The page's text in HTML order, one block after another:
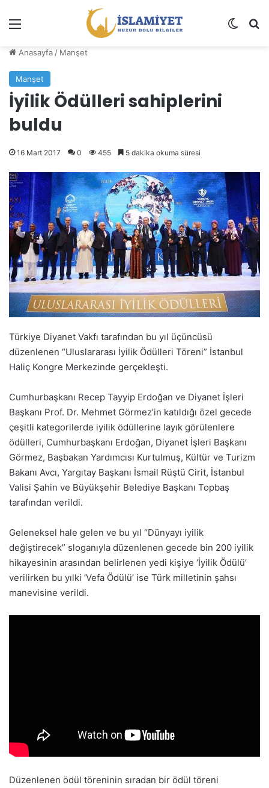
Dış
Anasayfa / Manşet
Manşet
İyilik Ödülleri sahiplerini
buldu
16 Mart 2017 0 455 5 dakika okuma süresi
Türkiye Diyanet Vakfı tarafından bu yıl üçüncüsü
düzenlenen “Uluslararası İyilik Ödülleri Töreni” İstanbul
Haliç Kongre Merkezinde gerçekleşti.
Cumhurbaşkanı Recep Tayyip Erdoğan ve Diyanet İşleri
Başkanı Prof. Dr. Mehmet Görmez’in katıldığı özel gecede
çeşitli kategorilerde iyilik ödüllerine layık görülenlere
ödülleri, Cumhurbaşkanı Erdoğan, Diyanet İşleri Başkanı
Görmez, Başbakan Yardımcısı Kurtulmuş, Kültür ve Turizm
Bakanı Avcı, Yargıtay Başkanı İsmail Rüştü Cirit, İstanbul
Valisi Şahin ve Büyükşehir Belediye Başkanı Topbaş
tarafından verildi.
Geleneksel hale gelen ve bu yıl “Dünyayı iyilik
değiştirecek” sloganıyla düzenlenen gecede bin 200 iyilik
hikayesinin arasından belirlenen yedi kişiye ‘İyilik Ödülü’
verilirken bu yılki ‘Vefa Ödülü’ ise Türk milletinin şahsı
manevisine verildi.
Düzenlenen ödül töreninin sıradan bir ödül töreni